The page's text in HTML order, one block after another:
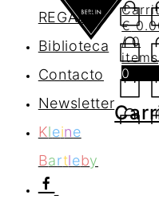
REGALO
Biblioteca
Contacto
Newsletter
Kleine
Bartleby
€
/ 0
items
0